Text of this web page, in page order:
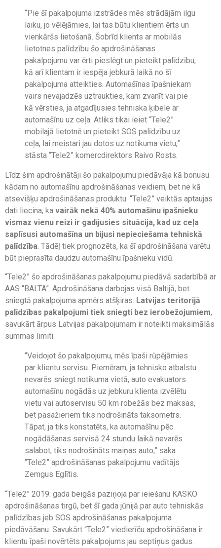
“Pie šī pakalpojuma izstrādes mēs strādājām ilgu
laiku, jo vēlējāmies, lai tas būtu klientiem ērts un
vienkāršs lietošanā. Šobrīd klients ar mobilās
lietotnes palīdzību šo apdrošināšanas
pakalpojumu var ērti pieslēgt un pieteikt palīdzību,
kā arī klientam ir iespēja jebkurā laikā no šī
pakalpojuma atteikties. Automašīnas īpašniekam
vairs nevajadzēs uztraukties, kam zvanīt vai pie
kā vērsties, ja atgadījusies tehniska ķibele ar
automašīnu uz ceļa. Atliks tikai ieiet “Tele2”
mobilajā lietotnē un pieteikt SOS palīdzību uz
ceļa, lai meistari jau dotos uz notikuma vietu,”
stāsta “Tele2” komercdirektors Raivo Rosts.
Līdz šim apdrošinātāji šo pakalpojumu piedāvāja kā bonusu
kādam no automašīnu apdrošināšanas veidiem, bet ne kā
atsevišķu apdrošināšanas produktu. “Tele2” veiktās aptaujas
dati liecina, ka vairāk nekā 40% automašīnu īpašnieku
vismaz vienu reizi ir gadījusies situācija, kad uz ceļa
saplīsusi automašīna un bijusi nepieciešama tehniskā
palīdzība . Tādēļ tiek prognozēts, ka šī apdrošināšana varētu
būt pieprasīta daudzu automašīnu īpašnieku vidū.
“Tele2” šo apdrošināšanas pakalpojumu piedāvā sadarbībā ar
AAS “BALTA”. Apdrošināšana darbojas visā Baltijā, bet
sniegtā pakalpojuma apmērs atšķiras. Latvijas teritorijā
palīdzības pakalpojumi tiek sniegti bez ierobežojumiem,
savukārt ārpus Latvijas pakalpojumam ir noteikti maksimālās
summas limiti.
“Veidojot šo pakalpojumu, mēs īpaši rūpējāmies
par klientu servisu. Piemēram, ja tehnisko atbalstu
nevarēs sniegt notikuma vietā, auto evakuators
automašīnu nogādās uz jebkuru klienta izvēlētu
vietu vai autoservisu 50 km robežās bez maksas,
bet pasažieriem tiks nodrošināts taksometrs.
Tāpat, ja tiks konstatēts, ka automašīnu pēc
nogādāšanas servisā 24 stundu laikā nevarēs
salabot, tiks nodrošināts maiņas auto,” saka
“Tele2” apdrošināšanas pakalpojumu vadītājs
Zemgus Eglītis.
“Tele2” 2019. gada beigās paziņoja par ieiešanu KASKO
apdrošināšanas tirgū, bet šī gada jūnijā par auto tehniskās
palīdzības jeb SOS apdrošināšanas pakalpojuma
piedāvāšanu. Savukārt “Tele2” viedierīču apdrošināšana ir
klientu īpaši novērtēts pakalpojums jau septiņus gadus.